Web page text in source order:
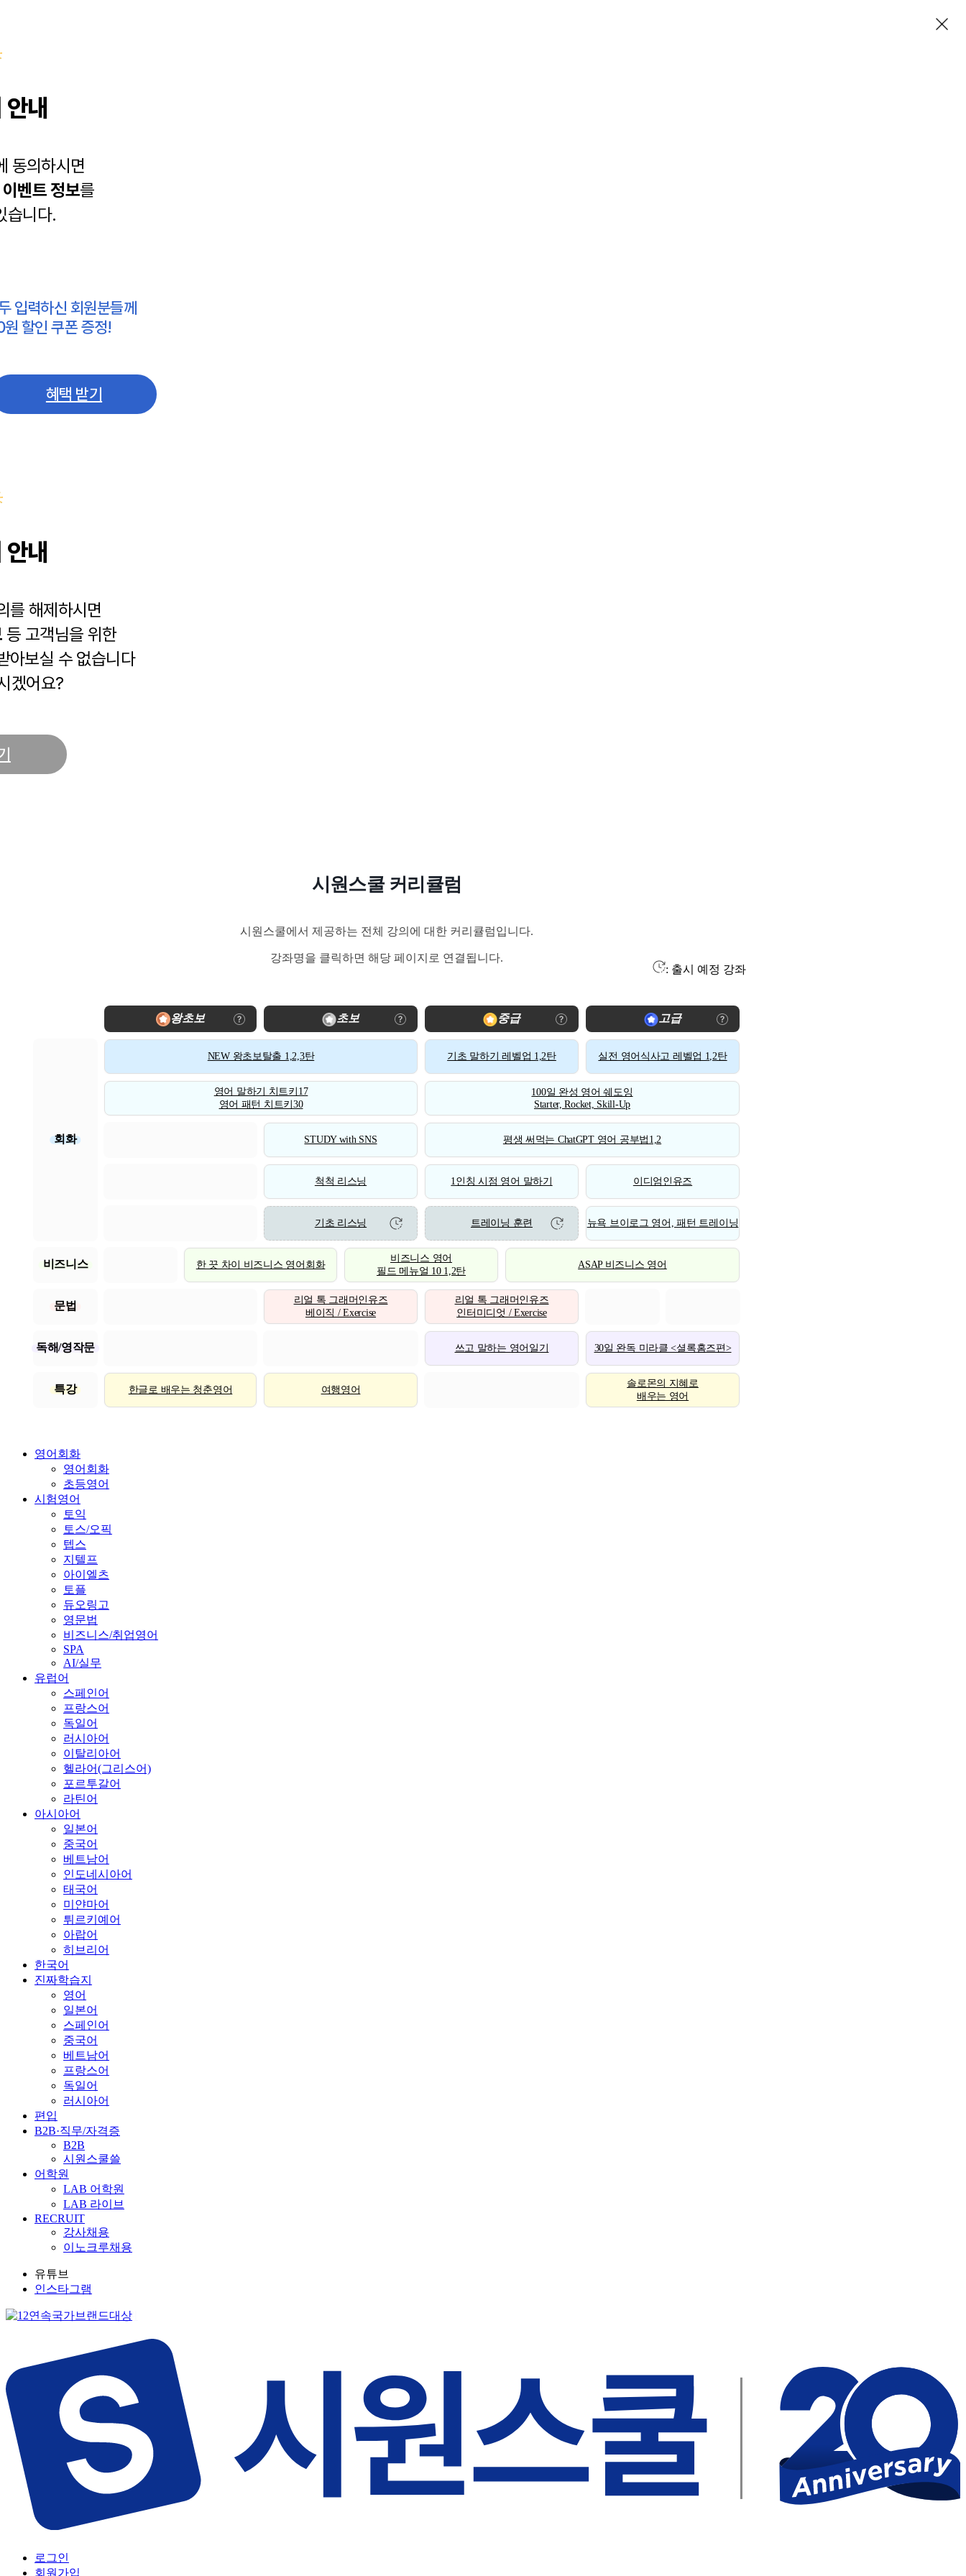
내
동의하시면
이벤트 정보를
습니다.
입력하신 회원분들께
할인 쿠폰 증정!
혜택 받기
내
를 해제하시면
등 고객님을 위한
아보실 수 없습니다
겠어요?
시원스쿨 커리큘럼
시원스쿨에서 제공하는 전체 강의에 대한 커리큘럼입니다.
강좌명을 클릭하면 해당 페이지로 연결됩니다.
: 출시 예정 강좌
왕초보 초보 중급 고급
회화
NEW 왕초보탈출 1,2,3탄 기초 말하기 레벨업 1,2탄 실전 영어식사고 레벨업 1,2탄
영어 말하기 치트키17
영어 패턴 치트키30
100일 완성 영어 쉐도잉
Starter, Rocket, Skill-Up
STUDY with SNS 평생 써먹는 ChatGPT 영어 공부법1,2
척척 리스닝 1인칭 시점 영어 말하기 이디엄인유즈
기초 리스닝 트레이닝 훈련 뉴욕 브이로그 영어, 패턴 트레이닝
비즈니스 한 끗 차이 비즈니스 영어회화
비즈니스 영어
필드 메뉴얼 10 1,2탄
ASAP 비즈니스 영어
문법
리얼 톡 그래머인유즈
베이직 / Exercise
리얼 톡 그래머인유즈
인터미디엇 / Exercise
독해/영작문 쓰고 말하는 영어일기 30일 완독 미라클 <셜록홈즈편>
특강 한글로 배우는 청춘영어 여행영어
솔로몬의 지혜로
배우는 영어
영어회화
영어회화
초등영어
시험영어
토익
토스/오픽
텝스
지텔프
아이엘츠
토플
듀오링고
영문법
비즈니스/취업영어
SPA
AI/실무
유럽어
스페인어
프랑스어
독일어
러시아어
이탈리아어
헬라어(그리스어)
포르투갈어
라틴어
아시아어
일본어
중국어
베트남어
인도네시아어
태국어
미얀마어
튀르키예어
아랍어
히브리어
한국어
진짜학습지
영어
일본어
스페인어
중국어
베트남어
프랑스어
독일어
러시아어
편입
B2B·직무/자격증
B2B
시원스쿨쓸
어학원
LAB 어학원
LAB 라이브
RECRUIT
강사채용
이노크루채용
유튜브
인스타그램
로그인
회원가입